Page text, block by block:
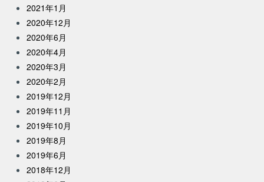
2021年1月
2020年12月
2020年6月
2020年4月
2020年3月
2020年2月
2019年12月
2019年11月
2019年10月
2019年8月
2019年6月
2018年12月